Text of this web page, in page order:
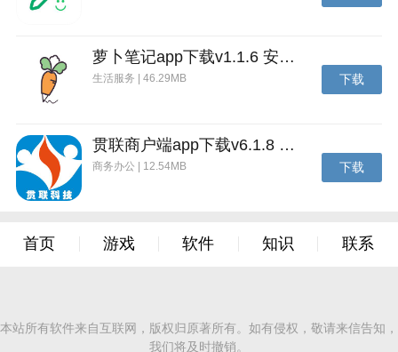
萝卜笔记app下载v1.1.6 安卓版
生活服务 | 46.29MB 下载
贯联商户端app下载v6.1.8 安卓版
商务办公 | 12.54MB 下载
首页 游戏 软件 知识 联系
本站所有软件来自互联网，版权归原著所有。如有侵权，敬请来信告知，
我们将及时撤销。